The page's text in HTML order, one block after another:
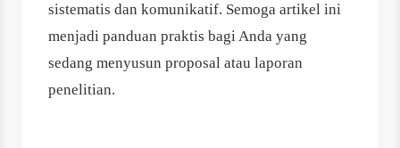
sistematis dan komunikatif. Semoga artikel ini
menjadi panduan praktis bagi Anda yang
sedang menyusun proposal atau laporan
penelitian.